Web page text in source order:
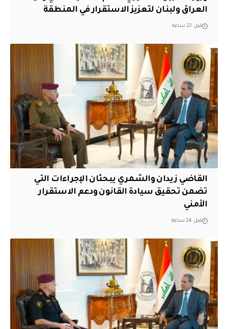
العراق ولبنان لتعزيز الاستقرار في المنطقة
قبل 22 ساعة
القاضي زيدان والشمري يبحثان الإجراءات التي
تضمن تحقيق سيادة القانون ودعم الاستقرار
الأمني
قبل 24 ساعة